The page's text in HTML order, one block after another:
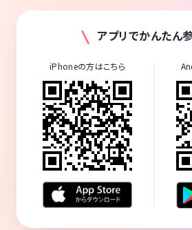
アプリでかんたん
iPhoneの方はこちら